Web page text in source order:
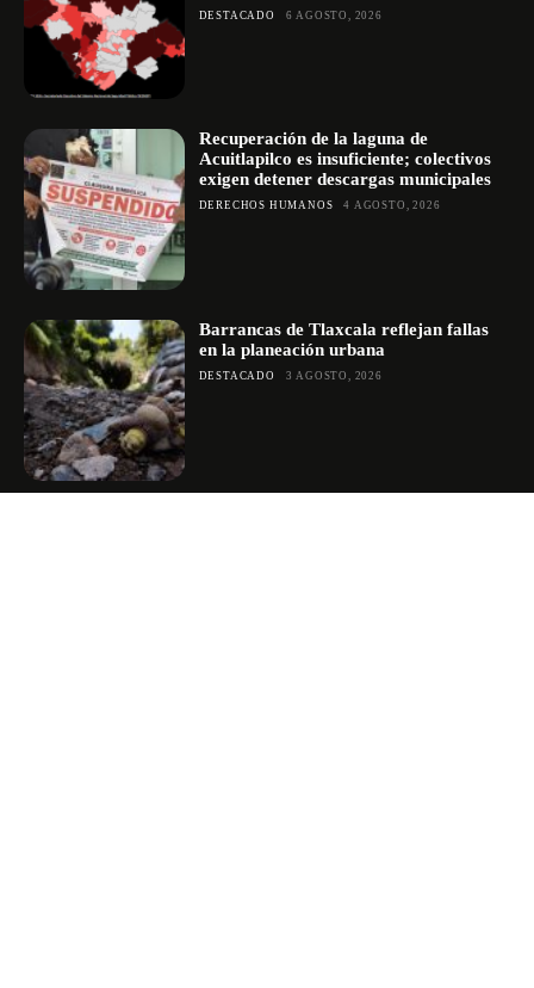
DESTACADO 6 AGOSTO, 2026
Recuperación de la laguna de
Acuitlapilco es insuficiente; colectivos
exigen detener descargas municipales
DERECHOS HUMANOS 4 AGOSTO, 2026
Barrancas de Tlaxcala reflejan fallas
en la planeación urbana
DESTACADO 3 AGOSTO, 2026